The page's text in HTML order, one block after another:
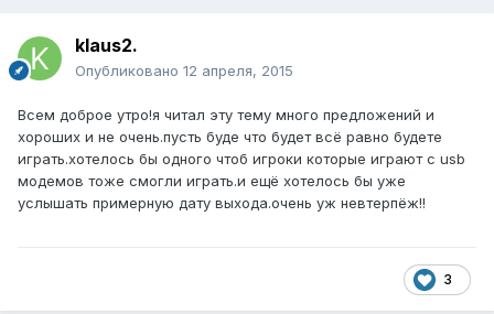
klaus2.
Опубликовано 12 апреля, 2015
Всем доброе утро!я читал эту тему много предложений и
хороших и не очень.пусть буде что будет всё равно будете
играть.хотелось бы одного чтоб игроки которые играют с usb
модемов тоже смогли играть.и ещё хотелось бы уже
услышать примерную дату выхода.очень уж невтерпёж!!
3